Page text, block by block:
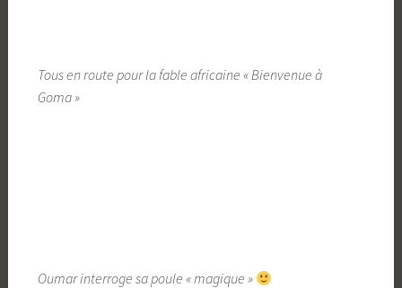
Tous en route pour la fable africaine « Bienvenue à
Goma »
Oumar interroge sa poule « magique »